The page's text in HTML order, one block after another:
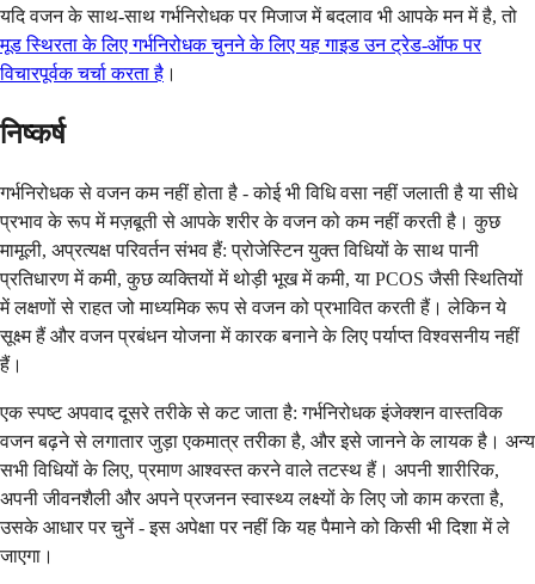
यदि वजन के साथ-साथ गर्भनिरोधक पर मिजाज में बदलाव भी आपके मन में है, तो
मूड स्थिरता के लिए गर्भनिरोधक चुनने के लिए यह गाइड उन ट्रेड-ऑफ पर
विचारपूर्वक चर्चा करता है ।
निष्कर्ष
गर्भनिरोधक से वजन कम नहीं होता है - कोई भी विधि वसा नहीं जलाती है या सीधे
प्रभाव के रूप में मज़बूती से आपके शरीर के वजन को कम नहीं करती है। कुछ
मामूली, अप्रत्यक्ष परिवर्तन संभव हैं: प्रोजेस्टिन युक्त विधियों के साथ पानी
प्रतिधारण में कमी, कुछ व्यक्तियों में थोड़ी भूख में कमी, या PCOS जैसी स्थितियों
में लक्षणों से राहत जो माध्यमिक रूप से वजन को प्रभावित करती हैं। लेकिन ये
सूक्ष्म हैं और वजन प्रबंधन योजना में कारक बनाने के लिए पर्याप्त विश्वसनीय नहीं
हैं।
एक स्पष्ट अपवाद दूसरे तरीके से कट जाता है: गर्भनिरोधक इंजेक्शन वास्तविक
वजन बढ़ने से लगातार जुड़ा एकमात्र तरीका है, और इसे जानने के लायक है। अन्य
सभी विधियों के लिए, प्रमाण आश्वस्त करने वाले तटस्थ हैं। अपनी शारीरिक,
अपनी जीवनशैली और अपने प्रजनन स्वास्थ्य लक्ष्यों के लिए जो काम करता है,
उसके आधार पर चुनें - इस अपेक्षा पर नहीं कि यह पैमाने को किसी भी दिशा में ले
जाएगा।